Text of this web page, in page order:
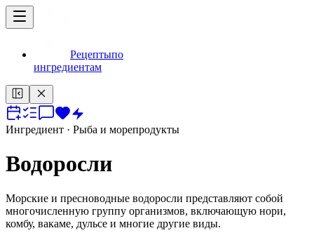
Рецептыпо
ингредиентам
Ингредиент · Рыба и морепродукты
Водоросли
Морские и пресноводные водоросли представляют собой
многочисленную группу организмов, включающую нори,
комбу, вакаме, дульсе и многие другие виды.